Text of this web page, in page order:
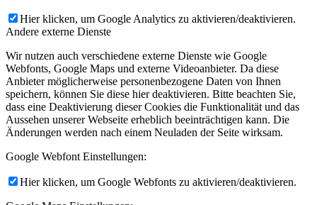
Hier klicken, um Google Analytics zu aktivieren/deaktivieren.
Andere externe Dienste
Wir nutzen auch verschiedene externe Dienste wie Google
Webfonts, Google Maps und externe Videoanbieter. Da diese
Anbieter möglicherweise personenbezogene Daten von Ihnen
speichern, können Sie diese hier deaktivieren. Bitte beachten Sie,
dass eine Deaktivierung dieser Cookies die Funktionalität und das
Aussehen unserer Webseite erheblich beeinträchtigen kann. Die
Änderungen werden nach einem Neuladen der Seite wirksam.
Google Webfont Einstellungen:
Hier klicken, um Google Webfonts zu aktivieren/deaktivieren.